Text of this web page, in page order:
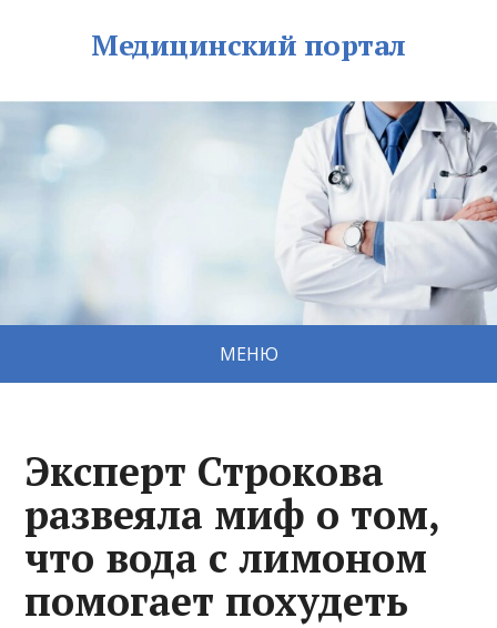
Медицинский портал
МЕНЮ
Эксперт Строкова
развеяла миф о том,
что вода с лимоном
помогает похудеть